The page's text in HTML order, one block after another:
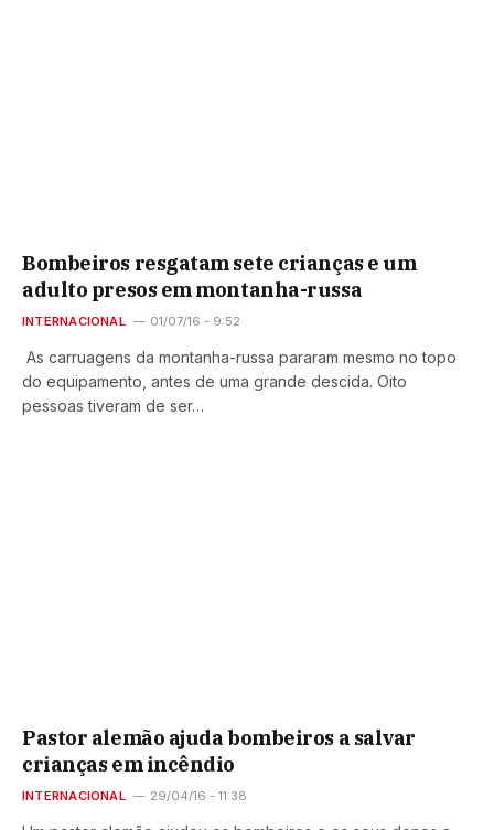
Bombeiros resgatam sete crianças e um
adulto presos em montanha-russa
INTERNACIONAL 01/07/16 - 9:52
As carruagens da montanha-russa pararam mesmo no topo
do equipamento, antes de uma grande descida. Oito
pessoas tiveram de ser…
Pastor alemão ajuda bombeiros a salvar
crianças em incêndio
INTERNACIONAL 29/04/16 - 11:38